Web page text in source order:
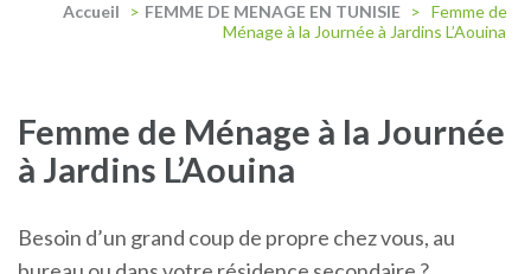
Accueil > FEMME DE MENAGE EN TUNISIE > Femme de
Ménage à la Journée à Jardins L’Aouina
Femme de Ménage à la Journée
à Jardins L’Aouina
Besoin d’un grand coup de propre chez vous, au